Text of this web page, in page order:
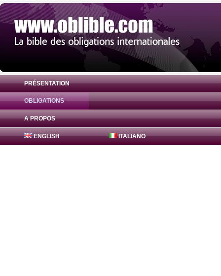
PRÉSENTATION
OBLIGATIONS
A PROPOS
ENGLISH ITALIANO
Obligation Bajaj Finance Obligations